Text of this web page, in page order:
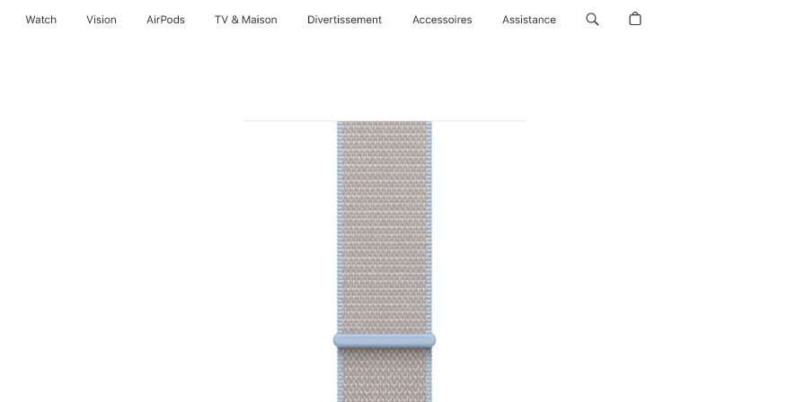
Watch Vision AirPods TV & Maison Divertissements Accessoires Assistance